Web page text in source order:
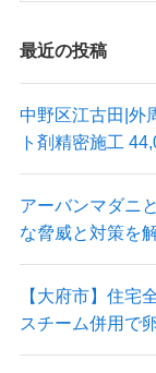
最近の投稿
中野区江古田|外
ト剤精密施工
アーバンマダニ
な脅威と対策を
【大府市】住宅
スチーム併用で